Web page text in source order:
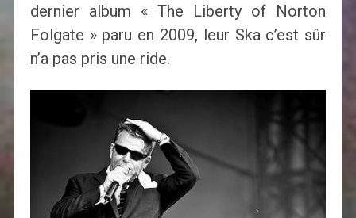
dernier album « The Liberty of Norton
Folgate » paru en 2009, leur Ska c’est sûr
n’a pas pris une ride.